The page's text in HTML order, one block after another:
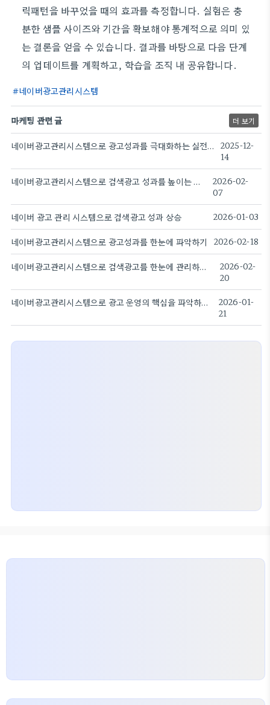
릭패턴을 바꾸었을 때의 효과를 측정합니다. 실험은 충
분한 샘플 사이즈와 기간을 확보해야 통계적으로 의미 있
는 결론을 얻을 수 있습니다. 결과를 바탕으로 다음 단계
의 업데이트를 계획하고, 학습을 조직 내 공유합니다.
네이버광고관리시스템
마케팅 관련 글 더 보기
네이버광고관리시스템으로 광고성과를 극대화하는 실전 가이드.
2025-12-
14
네이버광고관리시스템으로 검색광고 성과를 높이는 비법
2026-02-
07
네이버 광고 관리 시스템으로 검색광고 성과 상승 2026-01-03
네이버광고관리시스템으로 광고성과를 한눈에 파악하기 2026-02-18
네이버광고관리시스템으로 검색광고를 한눈에 관리하는 방법과 전략
2026-02-
20
네이버광고관리시스템으로 광고 운영의 핵심을 파악하는 전략.
2026-01-
21